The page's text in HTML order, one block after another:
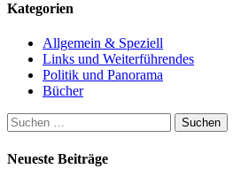
Kategorien
Allgemein & Speziell
Links und Weiterführendes
Politik und Panorama
Bücher
Suchen
nach:
Neueste Beiträge